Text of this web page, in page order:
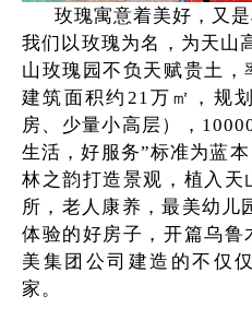
玫瑰寓意着美好，又是
我们以玫瑰为名，为天山
山玫瑰园不负天赋贵土
建筑面积约21万㎡，规
房、少量小高层），
生活，好服务”标准为蓝
林之韵打造景观，植入天
所，老人康养，最美幼儿
体验的好房子，开篇乌鲁
美集团公司建造的不仅
家。